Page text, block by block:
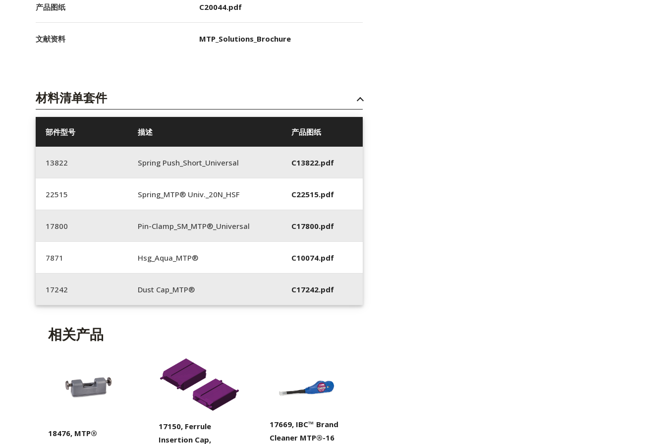
产品图纸 C20044.pdf
文献资料 MTP_Solutions_Brochure
材料清单套件
部件型号 描述 产品图纸
13822 Spring Push_Short_Universal C13822.pdf
22515 Spring_MTP® Univ._20N_HSF C22515.pdf
17800 Pin-Clamp_SM_MTP®_Universal C17800.pdf
7871 Hsg_Aqua_MTP® C10074.pdf
17242 Dust Cap_MTP® C17242.pdf
相关产品
18476, MTP®
17150, Ferrule
Insertion Cap,
17669, IBC™ Brand
Cleaner MTP®-16